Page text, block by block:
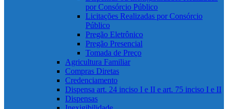
por Consórcio Público
Licitações Realizadas por Consórcio
Público
Pregão Eletrônico
Pregão Presencial
Tomada de Preço
Agricultura Familiar
Compras Diretas
Credenciamento
Dispensa art. 24 inciso I e II e art. 75 inciso I e II
Dispensas